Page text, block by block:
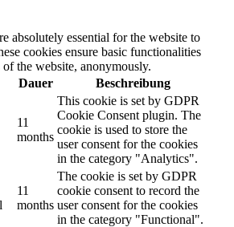
absolutely essential for the website to
cookies ensure basic functionalities
the website, anonymously.
Dauer Beschreibung
11
months
This cookie is set by GDPR
Cookie Consent plugin. The
cookie is used to store the
user consent for the cookies
in the category "Analytics".
11
months
The cookie is set by GDPR
cookie consent to record the
user consent for the cookies
in the category "Functional".